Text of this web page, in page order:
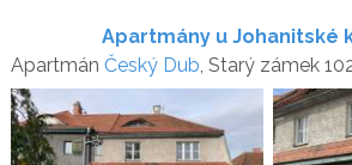
Apartmány u Johanitské
Apartmán Český Dub , Starý zámek